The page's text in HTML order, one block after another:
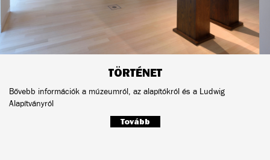
TÖRTÉNET
Bővebb információk a múzeumról, az alapítókról és a Ludwig
Alapítványról
Tovább